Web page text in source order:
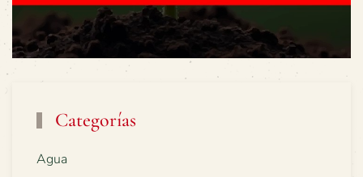
Categorías
Agua